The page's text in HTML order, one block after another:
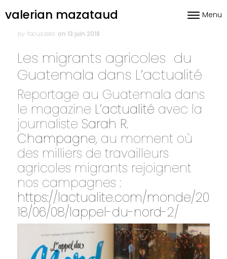
valerian mazataud ToggleMenu
Author
Posted
by focuszero on
on 13 juin 2018
Les migrants agricoles du
Guatemala dans L’actualité
Reportage au Guatemala dans
le magazine L’actualité avec la
journaliste Sarah R.
Champagne, au moment où
des milliers de travailleurs
agricoles migrants rejoignent
nos campagnes :
https://lactualite.com/monde/20
18/06/08/lappel-du-nord-2/